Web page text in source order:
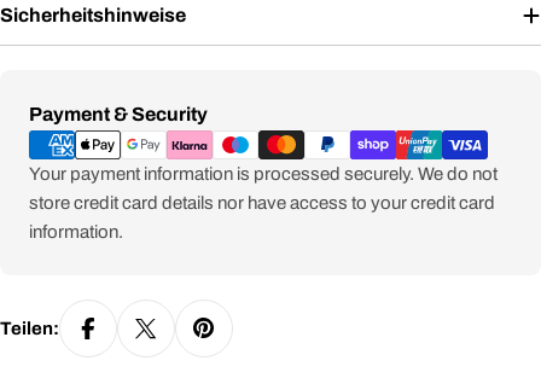
Sicherheitshinweise
Payment & Security
Zahlungsmethoden
Your payment information is processed securely. We do not
store credit card details nor have access to your credit card
information.
Teilen: